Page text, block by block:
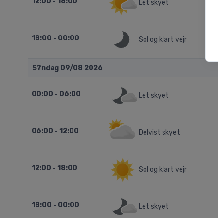
Let skyet
18:00 - 00:00 Sol og klart vejr
S?ndag 09/08 2026
00:00 - 06:00 Let skyet
06:00 - 12:00 Delvist skyet
12:00 - 18:00 Sol og klart vejr
18:00 - 00:00 Let skyet